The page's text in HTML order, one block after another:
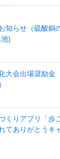
知らせ（硫酸銅
)
大会出場奨励金
くりアプリ「歩
てありがとうキ